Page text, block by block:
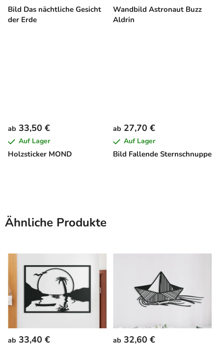
Bild Das nächtliche Gesicht
der Erde
Wandbild Astronaut Buzz
Aldrin
Holzsticker MOND
ab 33,50 €
Auf Lager
Bild Fallende Sternschnuppe
ab 27,70 €
Auf Lager
Ähnliche Produkte
ab 33,40 € ab 32,60 €